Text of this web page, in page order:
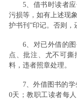
5、借书时读者
污损等，如有上述现
护书刊”印记。否则，
6、对已外借的
点、批注、尤不可
料，违者照章处理。
7、外借图书的
0天；教职工读者每